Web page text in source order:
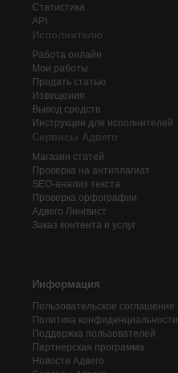
Статистика
API
Исполнителю
Работа онлайн
Мои работы
Продать статью
Извещения
Вывод средств
Инструкции для исполнителей
Сервисы Адвего
Магазин статей
Проверка на антиплагиат
SEO-анализ текста
Проверка орфографии
Адвего Лингвист
Заказ контента и услуг
Информация
Пользовательское соглашение
Политика конфиденциальности
Поддержка пользователей
Партнерская программа
Новости Адвего